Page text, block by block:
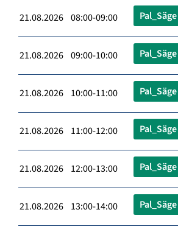
21.08.2026 08:00-09:00 Pal_Säge
21.08.2026 09:00-10:00 Pal_Säge
21.08.2026 10:00-11:00 Pal_Säge
21.08.2026 11:00-12:00 Pal_Säge
21.08.2026 12:00-13:00 Pal_Säge
21.08.2026 13:00-14:00 Pal_Säge